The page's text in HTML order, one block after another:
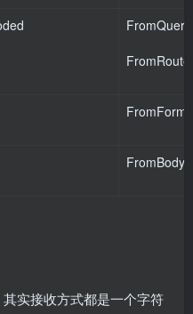
FromQuery
FromRoute
FromForm
FromBody
实接收方式都是一个字符